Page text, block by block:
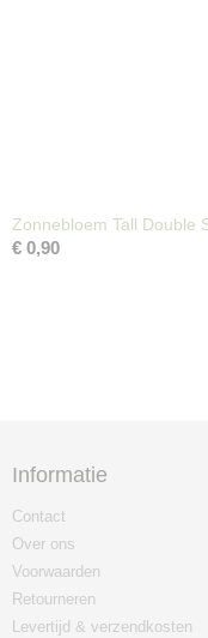
Zonnebloem Tall Double
€ 0,90
Informatie
Contact
Over ons
Voorwaarden
Retourneren
Levertijd & verzendkosten